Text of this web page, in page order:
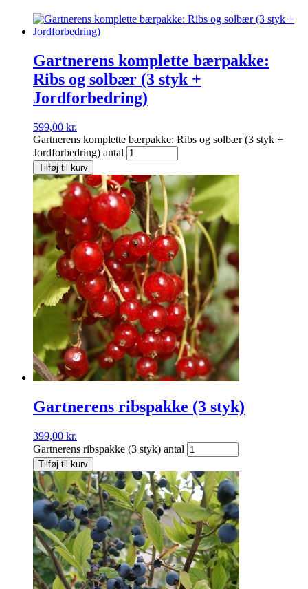
Gartnerens komplette bærpakke:
Ribs og solbær (3 styk +
Jordforbedring)
599,00 kr.
Gartnerens komplette bærpakke: Ribs og solbær (3 styk +
Jordforbedring) antal
Tilføj til kurv
Gartnerens ribspakke (3 styk)
399,00 kr.
Gartnerens ribspakke (3 styk) antal
Tilføj til kurv